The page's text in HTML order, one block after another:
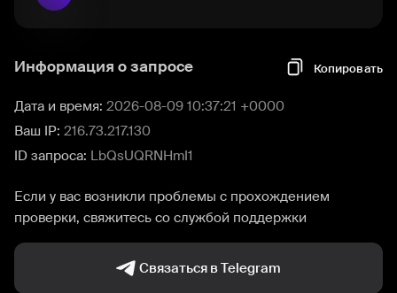
Информация о запросе Копировать
Дата и время: 2026-08-09 10:37:21 +0000
Ваш IP: 216.73.217.130
ID запроса: LbQsUQRNHmI1
Если у вас возникли проблемы с прохождением
проверки, свяжитесь со службой поддержки
Связаться в Telegram